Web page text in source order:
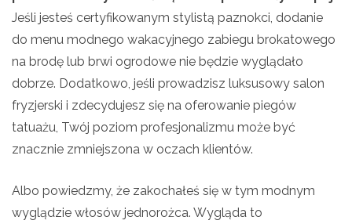
Jeśli jesteś certyfikowanym stylistą paznokci, dodanie
do menu modnego wakacyjnego zabiegu brokatowego
na brodę lub brwi ogrodowe nie będzie wyglądało
dobrze. Dodatkowo, jeśli prowadzisz luksusowy salon
fryzjerski i zdecydujesz się na oferowanie piegów
tatuażu, Twój poziom profesjonalizmu może być
znacznie zmniejszona w oczach klientów.
Albo powiedzmy, że zakochałeś się w tym modnym
wyglądzie włosów jednorożca. Wygląda to